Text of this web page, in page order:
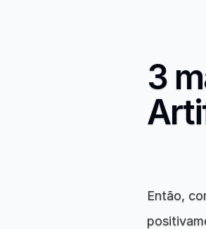
3
Então,